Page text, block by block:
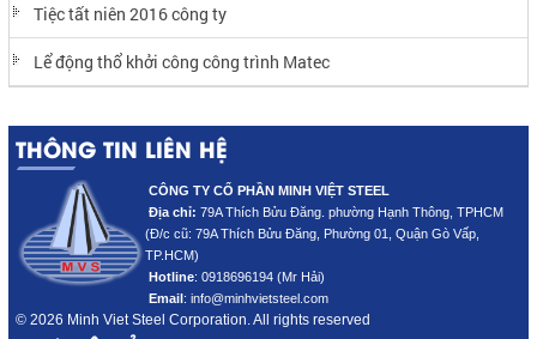
Tiệc tất niên 2016 công ty
Lể động thổ khởi công công trình Matec
THÔNG TIN LIÊN HỆ
CÔNG TY CỔ PHẦN MINH VIỆT STEEL
Địa chỉ: 79A Thích Bửu Đăng. phường Hạnh Thông, TPHCM
(Đ/c cũ: 79A Thích Bửu Đăng , Phường 01, Quận Gò Vấp,
TP.HCM)
Hotline:0918696194 (Mr Hải)
Email: info@minhvietsteel.com
© 2026 Minh Viet Steel Corporation. All rights reserved